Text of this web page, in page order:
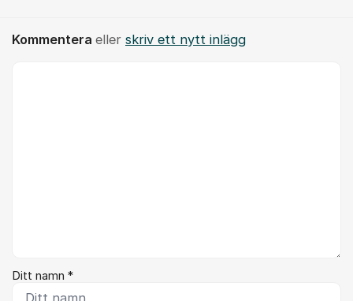
Kommentera eller skriv ett nytt inlägg
Ditt namn *